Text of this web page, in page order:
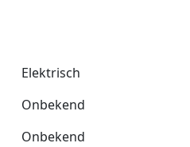
Elektrisch
Onbekend
Onbekend